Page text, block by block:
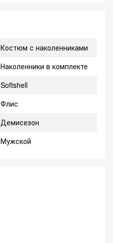
Костюм с наколенниками
Наколенники в комплекте
Softshell
Флис
Демисезон
Мужской